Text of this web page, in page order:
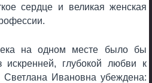
сердце и великая женская
на одном месте было бы
искренней, глубокой любви к
Ивановна убеждена: